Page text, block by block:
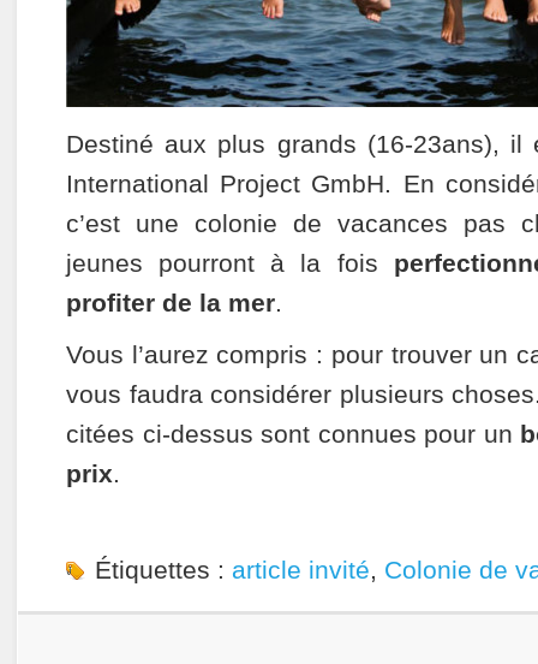
Destiné aux plus grands (16-23ans), il
International Project GmbH. En
c’est une colonie de vacances pas
jeunes pourront à la fois
profiter de la mer.
Vous l’aurez compris : pour trouver un
vous faudra considérer plusieurs
citées ci-dessus sont connues pour un
prix.
Étiquettes : article invité, Colonie de